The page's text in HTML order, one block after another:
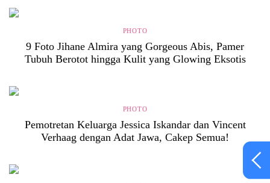
PHOTO
9 Foto Jihane Almira yang Gorgeous Abis, Pamer
Tubuh Berotot hingga Kulit yang Glowing Eksotis
PHOTO
Pemotretan Keluarga Jessica Iskandar dan Vincent
Verhaag dengan Adat Jawa, Cakep Semua!